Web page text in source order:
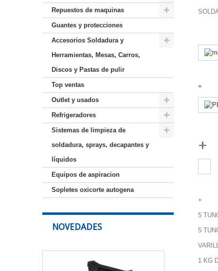
Repuestos de maquinas
Guantes y protecciones
Accesorios Soldadura y
Herramientas, Mesas, Carros,
Discos y Pastas de pulir
Top ventas
Outlet y usados
Refrigeradores
Sistemas de limpieza de
soldadura, sprays, decapantes y
líquidos
Equipos de aspiracion
Sopletes oxicorte autogena
NOVEDADES
+
+
+
5
5
1 KG